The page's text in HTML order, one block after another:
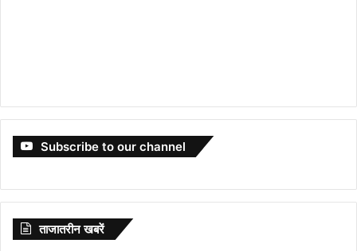
Subscribe to our channel
ताजातरीन खबरें